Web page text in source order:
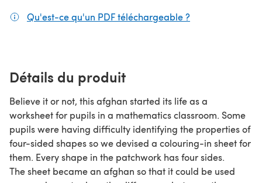
Qu'est-ce qu'un PDF téléchargeable ?
Détails du produit
Believe it or not, this afghan started its life as a
worksheet for pupils in a mathematics classroom. Some
pupils were having difficulty identifying the properties of
four-sided shapes so we devised a colouring-in sheet for
them. Every shape in the patchwork has four sides.
The sheet became an afghan so that it could be used